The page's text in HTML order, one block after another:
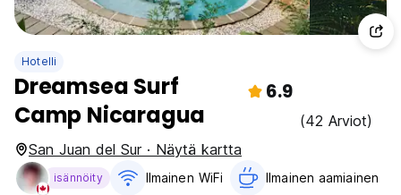
Hotelli
Dreamsea Surf
Camp Nicaragua
6.9
(42 Arviot)
San Juan del Sur · Näytä kartta
isännöity Ilmainen WiFi Ilmainen aamiainen‎